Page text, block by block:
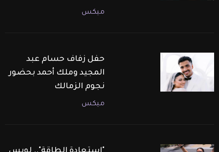
ميكس
حفل زفاف حسام عبد
المجيد وملك أحمد بحضور
نجوم الزمالك
ميكس